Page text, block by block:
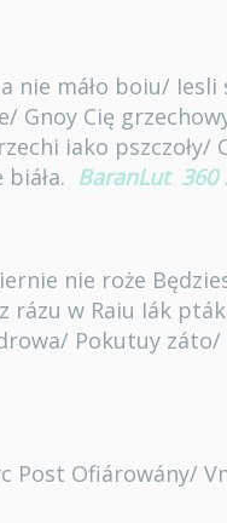
nie máło boiu/
Gnoy Cię
iako
BaranLut 360
nie roże
rázu w Raiu Iák
Pokutuy
Post Ofiárowány/